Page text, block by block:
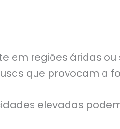
em regiões áridas ou
que provocam a
elevadas